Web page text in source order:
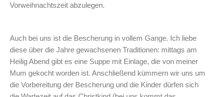
Vorweihnachtszeit abzulegen.
Auch bei uns ist die Bescherung in vollem Gange. Ich liebe
diese über die Jahre gewachsenen Traditionen: mittags am
Heilig Abend gibt es eine Suppe mit Einlage, die von meiner
Mum gekocht worden ist. Anschließend kümmern wir uns um
die Vorbereitung der Bescherung und die Kinder dürfen sich